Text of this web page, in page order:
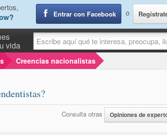
Entrar con Facebook o
vida
Creencias nacionalistas
Consulta otras Opiniones de